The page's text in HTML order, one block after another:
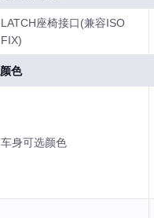
LATCH座椅接口(兼容ISO
FIX)
颜色
车身可选颜色